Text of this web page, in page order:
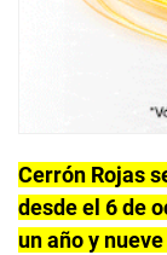
Cerrón Rojas
desde el 6 de
un año y